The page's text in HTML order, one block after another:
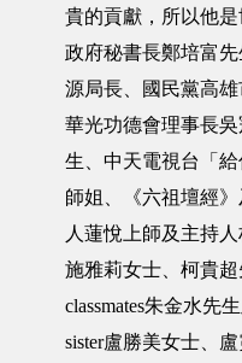
貴的貢獻，所以他
政府秘書長鄭培富
源局長、國民黨高雄
華光功德會理事長
生、中天電視台「
師姐、《六祖壇經
人蓮悅上師及主持
施雅莉女士、柯貴超
classmates朱金水先
sister盧勝美女士、